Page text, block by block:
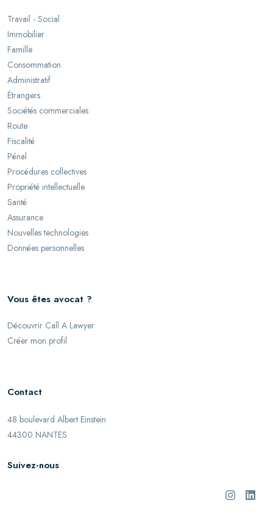
Travail - Social
Immobilier
Famille
Consommation
Administratif
Étrangers
Sociétés commerciales
Route
Fiscalité
Pénal
Procédures collectives
Propriété intellectuelle
Santé
Assurance
Nouvelles technologies
Données personnelles
Vous êtes avocat ?
Découvrir Call A Lawyer
Créer mon profil
Contact
48 boulevard Albert Einstein
44300 NANTES
Suivez-nous